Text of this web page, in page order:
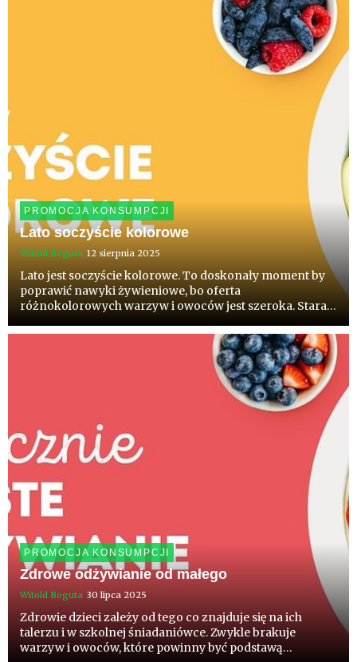
PROMOCJA KONSUMPCJI
Lato soczyście kolorowe
Witold Boguta 12 sierpnia 2025
Lato jest soczyście kolorowe. To doskonały moment by
poprawić nawyki żywieniowe, bo oferta
różnokolorowych warzyw i owoców jest szeroka. Staraj
wycieczkę czy rower. I koniecznie sprawdź jak odżywiać
PROMOCJA KONSUMPCJI
Zdrowe odżywianie od małego
Witold Boguta 30 lipca 2025
Zdrowie dzieci zależy od tego co znajduje się na ich
talerzu i w szkolnej śniadaniówce. Zwykle brakuje
warzyw i owoców, które powinny być podstawą